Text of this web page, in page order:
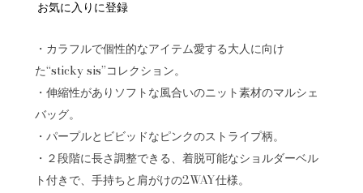
お気に入りに登録
・カラフルで個性的なアイテム愛する大人に向け
た“sticky sis”コレクション。
・伸縮性がありソフトな風合いのニット素材のマルシェ
バッグ。
・パープルとビビッドなピンクのストライプ柄。
・２段階に長さ調整できる、着脱可能なショルダーベル
ト付きで、手持ちと肩がけの2WAY仕様。